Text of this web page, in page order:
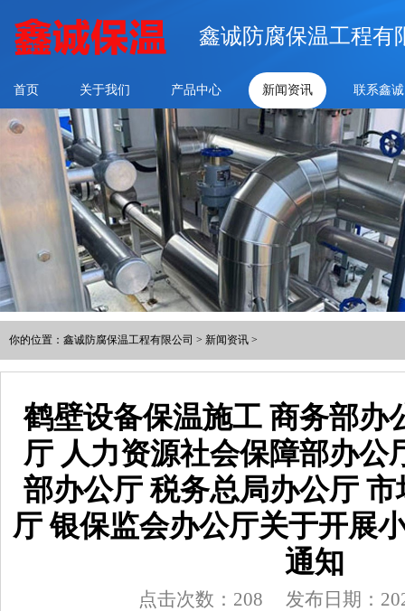
鑫诚防腐保温工程有
首页 关于我们 产品中心 新闻资讯 联系鑫诚
你的位置： 鑫诚防腐保温工程有限公司 > 新闻资讯 >
鹤壁设备保温施工 商务部办
厅 人力资源社会保障部办公
部办公厅 税务总局办公厅
厅 银保监会办公厅关于开展
通知
点击次数：208 发布日期：